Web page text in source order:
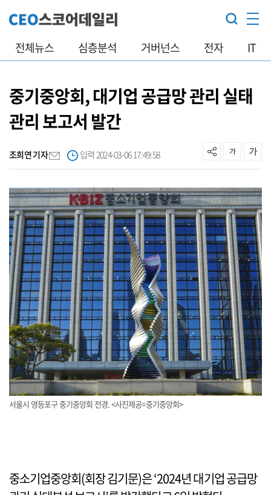
전체뉴스 심층분석 거버넌스 전자 IT
중기중앙회, 대기업 공급망 관리 실태
관리 보고서 발간
조희연 기자 입력 2024-03-06 17:49:58
서울시 영등포구 중기중앙회 전경. <사진제공=중기중앙회>
중소기업중앙회(회장 김기문)은 ‘2024년 대기업 공급망